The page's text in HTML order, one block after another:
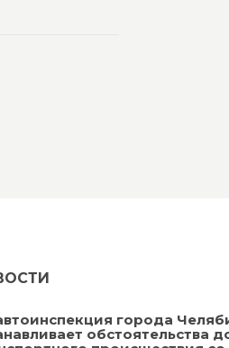
города
обстоятельства